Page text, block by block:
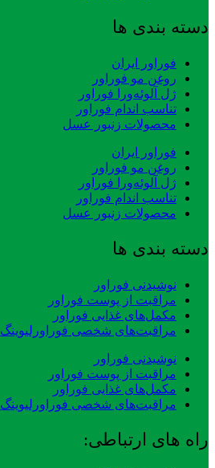
دسته بندی ها
فوراور ایران
روغن مو فوراور
ژل آلوئه‌ورا فوراور
تناسب اندام فوراور
محصولات زنبور عسل
فوراور ایران
روغن مو فوراور
ژل آلوئه‌ورا فوراور
تناسب اندام فوراور
محصولات زنبور عسل
دسته بندی ها
نوشیدنی فوراور
مراقبت از پوست فوراور
مکمل‌های غذایی فوراور
مراقبت‌های شخصی فوراورلیوینگ
نوشیدنی فوراور
مراقبت از پوست فوراور
مکمل‌های غذایی فوراور
مراقبت‌های شخصی فوراورلیوینگ
راه های ارتباطی: